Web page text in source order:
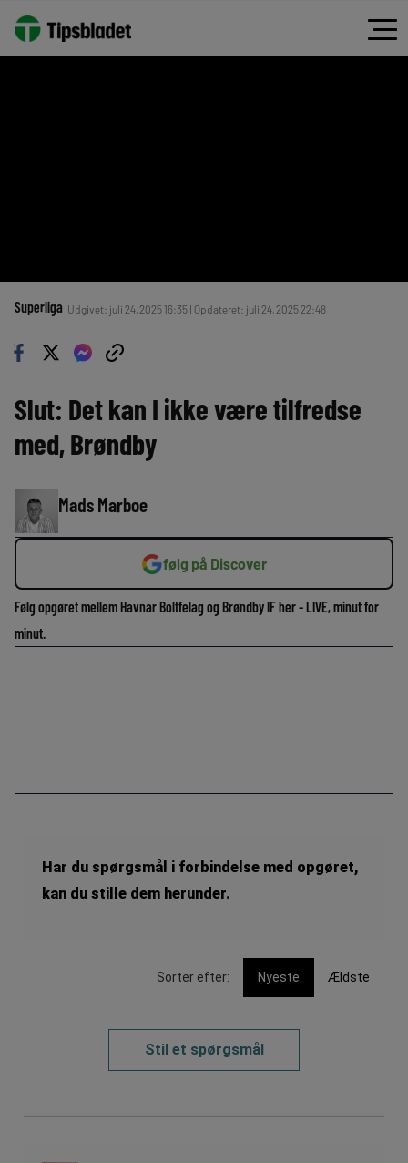
Superliga Udgivet: juli 24, 2025 16:35 | Opdateret: juli 24, 2025 22:48
Slut: Det kan I ikke være tilfredse
med, Brøndby
Mads Marboe
følg på Discover
Følg opgøret mellem Havnar Boltfelag og Brøndby IF her - LIVE, minut for
minut.
Har du spørgsmål i forbindelse med opgøret,
kan du stille dem herunder.
Sorter efter: Nyeste Ældste
Stil et spørgsmål